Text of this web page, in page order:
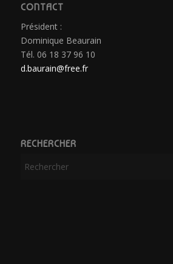
CONTACT
Président :
Dominique Beaurain
Tél. 06 18 37 96 10
d.baurain@free.fr
RECHERCHER